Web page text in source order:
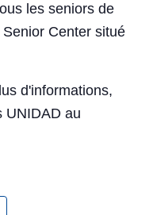
les seniors de
Center situé
d'informations,
UNIDAD au